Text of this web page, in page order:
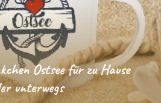
Ostsee für zu Hause
unterwegs